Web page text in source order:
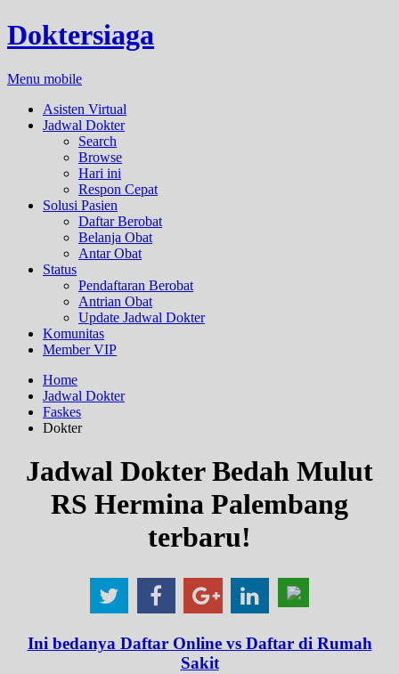
Doktersiaga
Menu mobile
Asisten Virtual
Jadwal Dokter
Search
Browse
Hari ini
Respon Cepat
Solusi Pasien
Daftar Berobat
Belanja Obat
Antar Obat
Status
Pendaftaran Berobat
Antrian Obat
Update Jadwal Dokter
Komunitas
Member VIP
Home
Jadwal Dokter
Faskes
Dokter
Jadwal Dokter Bedah Mulut
RS Hermina Palembang
terbaru!
Ini bedanya Daftar Online vs Daftar di Rumah
Sakit